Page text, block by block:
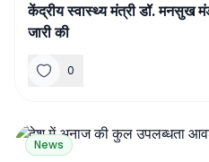
केंद्रीय स्वास्थ्य मंत्री डॉ. मनसुख
जारी की
0
News